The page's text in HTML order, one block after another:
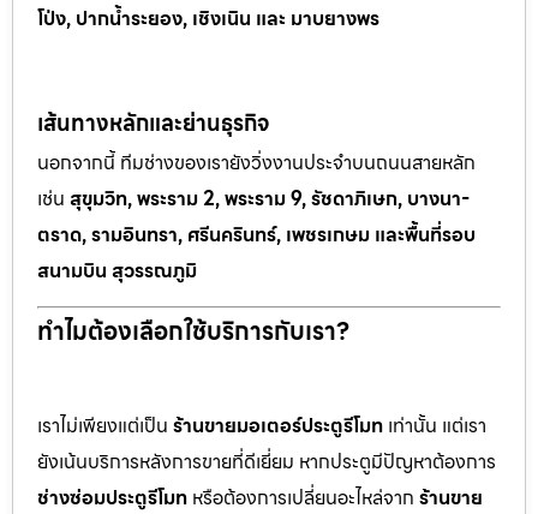
โป่ง, ปากน้ำระยอง, เชิงเนิน และ มาบยางพร
เส้นทางหลักและย่านธุรกิจ
นอกจากนี้ ทีมช่างของเรายังวิ่งงานประจำบนถนนสายหลัก
เช่น สุขุมวิท, พระราม 2, พระราม 9, รัชดาภิเษก, บางนา-
ตราด, รามอินทรา, ศรีนครินทร์, เพชรเกษม และพื้นที่รอบ
สนามบิน สุวรรณภูมิ
ทำไมต้องเลือกใช้บริการกับเรา?
เราไม่เพียงแต่เป็น ร้านขายมอเตอร์ประตูรีโมท เท่านั้น แต่เรา
ยังเน้นบริการหลังการขายที่ดีเยี่ยม หากประตูมีปัญหาต้องการ
ช่างซ่อมประตูรีโมท หรือต้องการเปลี่ยนอะไหล่จาก ร้านขาย